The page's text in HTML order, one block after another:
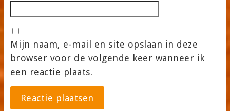
Mijn naam, e-mail en site opslaan in deze
browser voor de volgende keer wanneer ik
een reactie plaats.